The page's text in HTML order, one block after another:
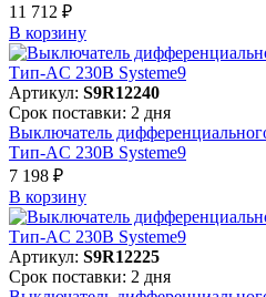
11 712 ₽
В корзинy
Артикул: S9R12240
Срок поставки: 2 дня
Выключатель
Тип-AC 230В Systeme9
7 198 ₽
В корзинy
Артикул: S9R12225
Срок поставки: 2 дня